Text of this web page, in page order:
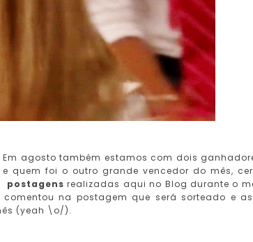
agosto também estamos com dois
quem foi o outro grande vencedor do mês,
postagens realizadas aqui no Blog durante o
na postagem que será sorteado e
(yeah \o/).